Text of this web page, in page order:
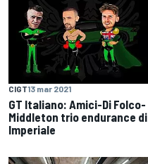
CIGT13 mar 2021
GT Italiano: Amici-Di Folco-
Middleton trio endurance di
Imperiale